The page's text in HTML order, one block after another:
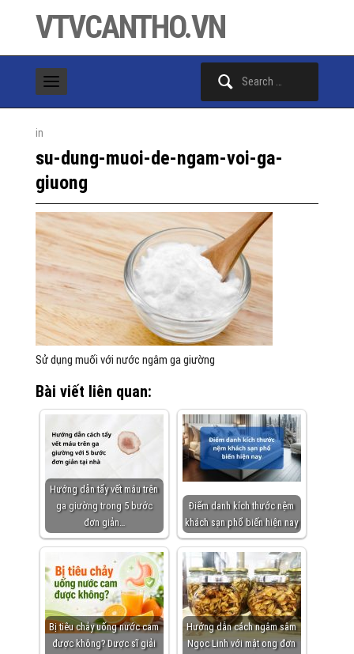
VTVCANTHO.VN
in
su-dung-muoi-de-ngam-voi-ga-
giuong
Sử dụng muối với nước ngâm ga giường
Bài viết liên quan:
Hướng dẫn tẩy vết máu trên
ga giường trong 5 bước
đơn giản…
Điểm danh kích thước nệm
khách sạn phổ biến hiện nay
Bị tiêu chảy uống nước cam
được không? Dược sĩ giải
Hướng dẫn cách ngâm sâm
Ngọc Linh với mật ong đơn